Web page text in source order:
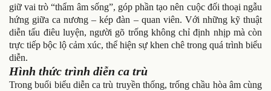
giữ vai trò “thẩm âm sống”, góp phần tạo nên cuộc đối thoại ngẫu
hứng giữa ca nương – kép đàn – quan viên. Với những kỹ thuật
diễn tấu điêu luyện, người gõ trống không chỉ định nhịp mà còn
trực tiếp bộc lộ cảm xúc, thể hiện sự khen chê trong quá trình biểu
diễn.
Hình thức trình diễn ca trù
Trong buổi biểu diễn ca trù truyền thống, trống chầu hòa âm cùng